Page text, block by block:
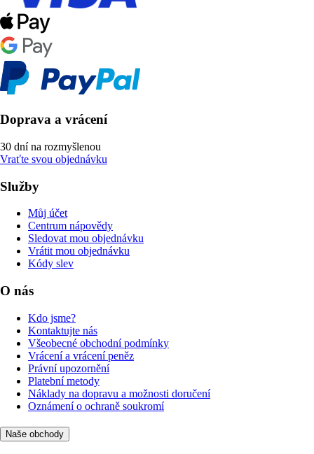
Doprava a vrácení
30 dní na rozmyšlenou
Vraťte svou objednávku
Služby
Můj účet
Centrum nápovědy
Sledovat mou objednávku
Vrátit mou objednávku
Kódy slev
O nás
Kdo jsme?
Kontaktujte nás
Všeobecné obchodní podmínky
Vrácení a vrácení peněz
Právní upozornění
Platební metody
Náklady na dopravu a možnosti doručení
Oznámení o ochraně soukromí
Naše obchody